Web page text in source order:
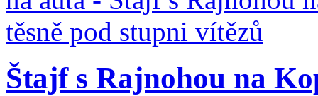
Štajf s Rajnohou na